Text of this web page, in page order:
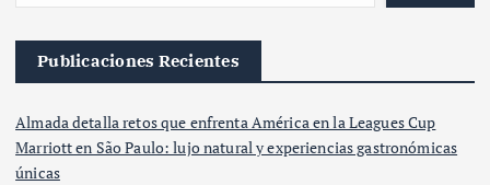
Publicaciones Recientes
Almada detalla retos que enfrenta América en la Leagues Cup
Marriott en São Paulo: lujo natural y experiencias gastronómicas
únicas